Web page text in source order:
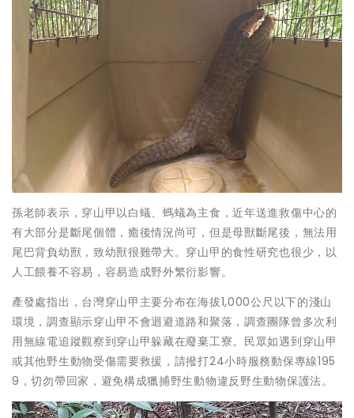
孫老師表示，穿山甲以白蟻、螞蟻為主食，近年送進救傷中心的
有大部分是斷尾個體，癒後情況尚可，但是母獸斷尾後，無法用
尾巴背負幼獸，致幼獸很難帶大。穿山甲的食性研究也很少，以
人工餵養不容易，容易造成野外繁衍影響。
產發處指出，台灣穿山甲主要分布在海拔1,000公尺以下的淺山
環境，調查顯示穿山甲不會迴避道路和聚落，調查團隊曾多次利
用無線電追蹤觀察到穿山甲躲藏在廢棄工寮。民眾如遇到穿山甲
或其他野生動物受傷需要救援，請撥打24小時服務動保專線195
9，切勿帶回家，避免構成獵捕野生動物違反野生動物保護法。